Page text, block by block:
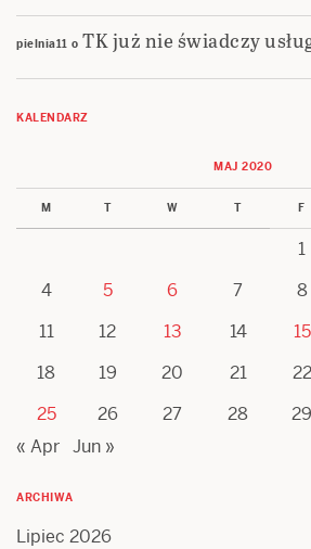
pielnia11 o TK już nie świadczy
KALENDARZ
MAJ 2020
M T W T F
1
4
5 6 7 8
11
12 13 14 15
18
19 20 21 22
25
26 27 28 29
« Apr Jun »
ARCHIWA
Lipiec 2026